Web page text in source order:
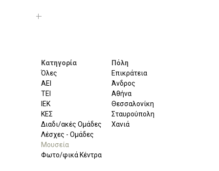
Κατηγορία
Όλες
ΑΕΙ
ΤΕΙ
ΙΕΚ
ΚΕΣ
Διαδι/ακές Ομάδες
Λέσχες - Ομάδες
Μουσεία
Φωτο/φικά Κέντρα
Πόλη
Επικράτεια
Άνδρος
Αθήνα
Θεσσαλονίκη
Σταυρούπολη
Χανιά